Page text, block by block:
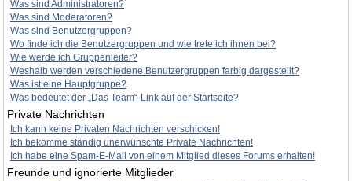
Was sind Administratoren?
Was sind Moderatoren?
Was sind Benutzergruppen?
Wo finde ich die Benutzergruppen und wie trete ich ihnen bei?
Wie werde ich Gruppenleiter?
Weshalb werden verschiedene Benutzergruppen farbig dargestellt?
Was ist eine Hauptgruppe?
Was bedeutet der „Das Team“-Link auf der Startseite?
Private Nachrichten
Ich kann keine Privaten Nachrichten verschicken!
Ich bekomme ständig unerwünschte Private Nachrichten!
Ich habe eine Spam-E-Mail von einem Mitglied dieses Forums erhalten!
Freunde und ignorierte Mitglieder